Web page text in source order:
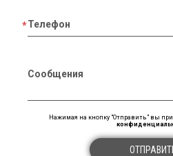
Телефон
Сообщения
Нажимая на кнопку "Отправить" вы